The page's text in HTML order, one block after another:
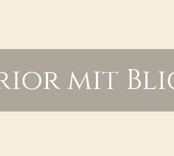
mit